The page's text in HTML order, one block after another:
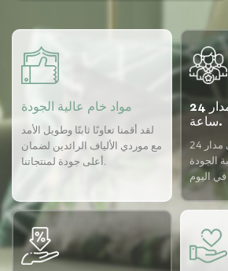
مواد خام عالية الجودة
لقد أقمنا تعاونًا ثابتًا وطويل الأمد
مع موردي الألياف الرائدين لضمان
أعلى جودة لمنتجاتنا.
مراقبة الجودة على مدار 24
ساعة.
مراقبة الجودة على مدار 24
الجودة
ساعة في اليوم
الجودة
USTER لضمان اتساق الجودة